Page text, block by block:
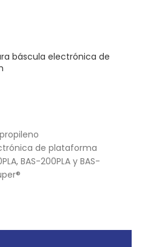
báscula electrónica de
de plataforma
BAS-200PLA y BAS-